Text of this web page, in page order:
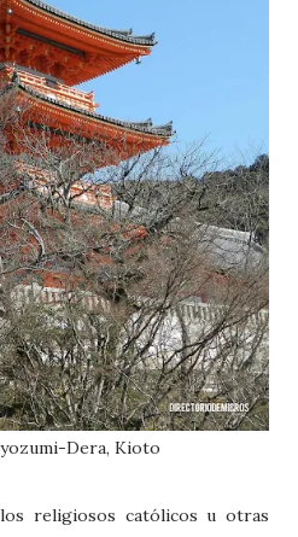
Dera, Kioto
religiosos católicos u otras